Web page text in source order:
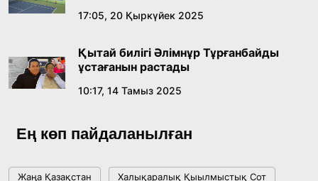
Абайдың адам тәрбиесі туралы
18:59, 20 Шілде 2026
ме, әлде бәсекелесі ме?
17:05, 20 Қыркүйек 2025
Қытай билігі Әлімнұр Тұрғанбайды
ұстағанын растады
10:17, 14 Тамыз 2025
Ең көп пайдаланылған
Жаңа Қазақстан Халықаралық Қыылмыстық Сот